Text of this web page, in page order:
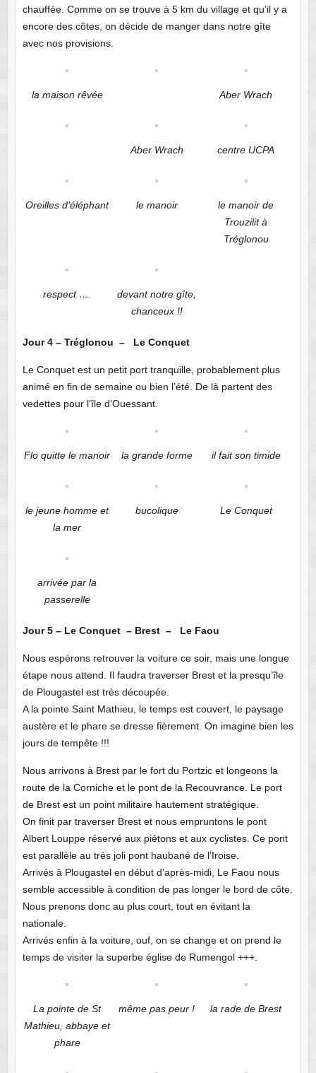
chauffée. Comme on se trouve à 5 km du village et qu’il y a
encore des côtes, on décide de manger dans notre gîte
avec nos provisions.
la maison rêvée Aber Wrach
Aber Wrach centre UCPA
Oreilles d’éléphant le manoir
le manoir de
Trouzilit à
Tréglonou
respect ….
devant notre gîte,
chanceux !!
Jour 4 – Tréglonou – Le Conquet
Le Conquet est un petit port tranquille, probablement plus
animé en fin de semaine ou bien l’été. De là partent des
vedettes pour l’île d’Ouessant.
Flo quitte le manoir la grande forme il fait son timide
le jeune homme et
la mer
bucolique Le Conquet
arrivée par la
passerelle
Jour 5 – Le Conquet – Brest – Le Faou
Nous espérons retrouver la voiture ce soir, mais une longue
étape nous attend. Il faudra traverser Brest et la presqu’île
de Plougastel est très découpée.
A la pointe Saint Mathieu, le temps est couvert, le paysage
austère et le phare se dresse fièrement. On imagine bien les
jours de tempête !!!
Nous arrivons à Brest par le fort du Portzic et longeons la
route de la Corniche et le pont de la Recouvrance. Le port
de Brest est un point militaire hautement stratégique.
On finit par traverser Brest et nous empruntons le pont
Albert Louppe réservé aux piétons et aux cyclistes. Ce pont
est parallèle au très joli pont haubané de l’Iroise.
Arrivés à Plougastel en début d’après-midi, Le Faou nous
semble accessible à condition de pas longer le bord de côte.
Nous prenons donc au plus court, tout en évitant la
nationale.
Arrivés enfin à la voiture, ouf, on se change et on prend le
temps de visiter la superbe église de Rumengol +++.
La pointe de St
Mathieu, abbaye et
phare
même pas peur ! la rade de Brest